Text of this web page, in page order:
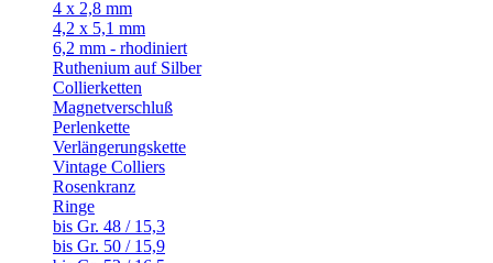
4 x 2,8 mm
4,2 x 5,1 mm
6,2 mm - rhodiniert
Ruthenium auf Silber
Collierketten
Magnetverschluß
Perlenkette
Verlängerungskette
Vintage Colliers
Rosenkranz
Ringe
bis Gr. 48 / 15,3
bis Gr. 50 / 15,9